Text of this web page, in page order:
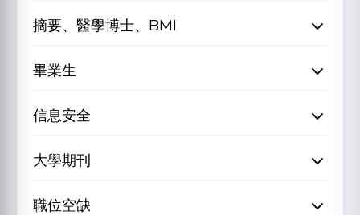
摘要、醫學博士、BMI
畢業生
信息安全
大學期刊
職位空缺